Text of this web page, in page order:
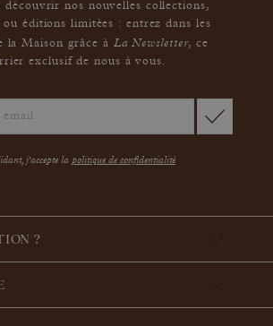
nos nouvelles collections,
ou éditions limitées : entrez dans les
la Maison grâce à La Newsletter,ce
exclusif de nous à vous.
j'accepte la politique de confidentialité
?